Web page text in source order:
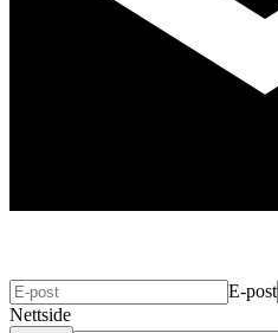
E-post
Nettside